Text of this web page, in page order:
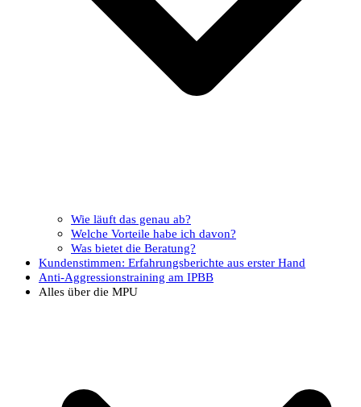
Wie läuft das genau ab?
Welche Vorteile habe ich davon?
Was bietet die Beratung?
Kundenstimmen: Erfahrungsberichte aus erster Hand
Anti-Aggressionstraining am IPBB
Alles über die MPU